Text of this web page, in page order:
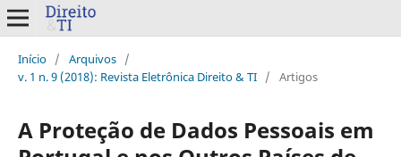
Início / Arquivos /
v. 1 n. 9 (2018): Revista Eletrônica Direito & TI / Artigos
A Proteção de Dados Pessoais em